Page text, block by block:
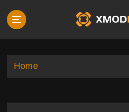
p
Home